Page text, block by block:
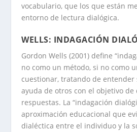
vocabulario, que los que están
entorno de lectura dialógica.
WELLS: INDAGACIÓN
Gordon Wells (2001) define
no como un método, si no como
cuestionar, tratando de entender
ayuda de otros con el objetivo
respuestas. La “indagación
aproximación educacional que
dialéctica entre el individuo y la